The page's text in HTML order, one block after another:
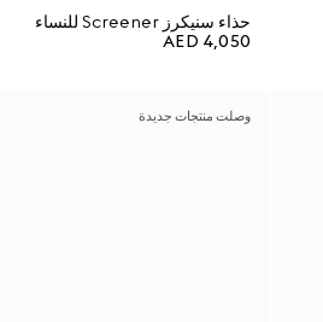
حذاء سنيكرز Screener للنساء
AED 4,050
وصلت منتجات جديدة